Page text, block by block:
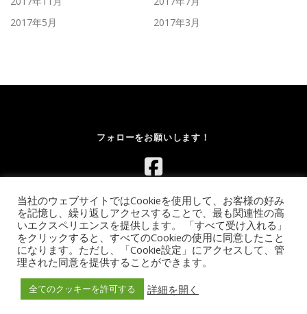
2017年5月
2017年3月
フォローをお願いします！
Copyright © 2026 レンタルボルダリングウォール.com｜イベント
by FameThemes
当社のウェブサイトではCookieを使用して、お客様の好み
を記憶し、繰り返しアクセスすることで、最も関連性の高
いエクスペリエンスを提供します。 「すべて受け入れる」
をクリックすると、すべてのCookieの使用に同意したこと
になります。ただし、「Cookie設定」にアクセスして、管
理された同意を提供することができます。
全てのクッキーを許可する 詳細を開く